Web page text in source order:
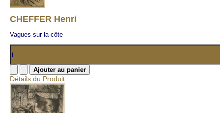
CHEFFER Henri
Vagues sur la côte
Détails du Produit